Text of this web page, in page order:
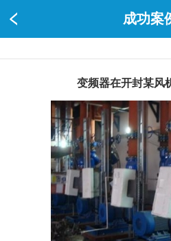
成功案
变频器在开封某风